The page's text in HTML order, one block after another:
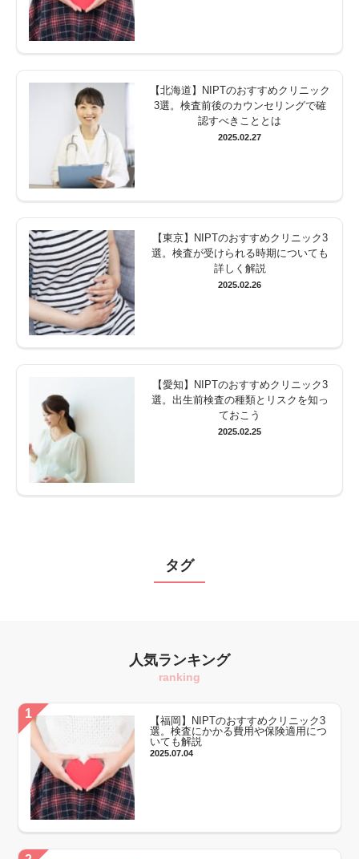
【北海道】NIPTのおすすめクリニック
3選。検査前後のカウンセリングで確
認すべきこととは
2025.02.27
【東京】NIPTのおすすめクリニック3
選。検査が受けられる時期についても
詳しく解説
2025.02.26
【愛知】NIPTのおすすめクリニック3
選。出生前検査の種類とリスクを知っ
ておこう
2025.02.25
タグ
人気ランキング
ranking
【福岡】NIPTのおすすめクリニック3
選。検査にかかる費用や保険適用につ
いても解説
2025.07.04